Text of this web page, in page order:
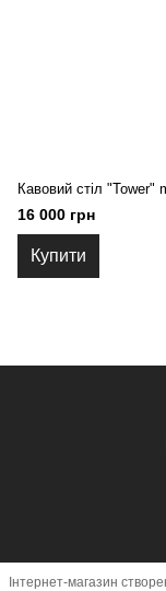
Кавовий стіл
16 000 грн
Купити
Інтернет-магазин